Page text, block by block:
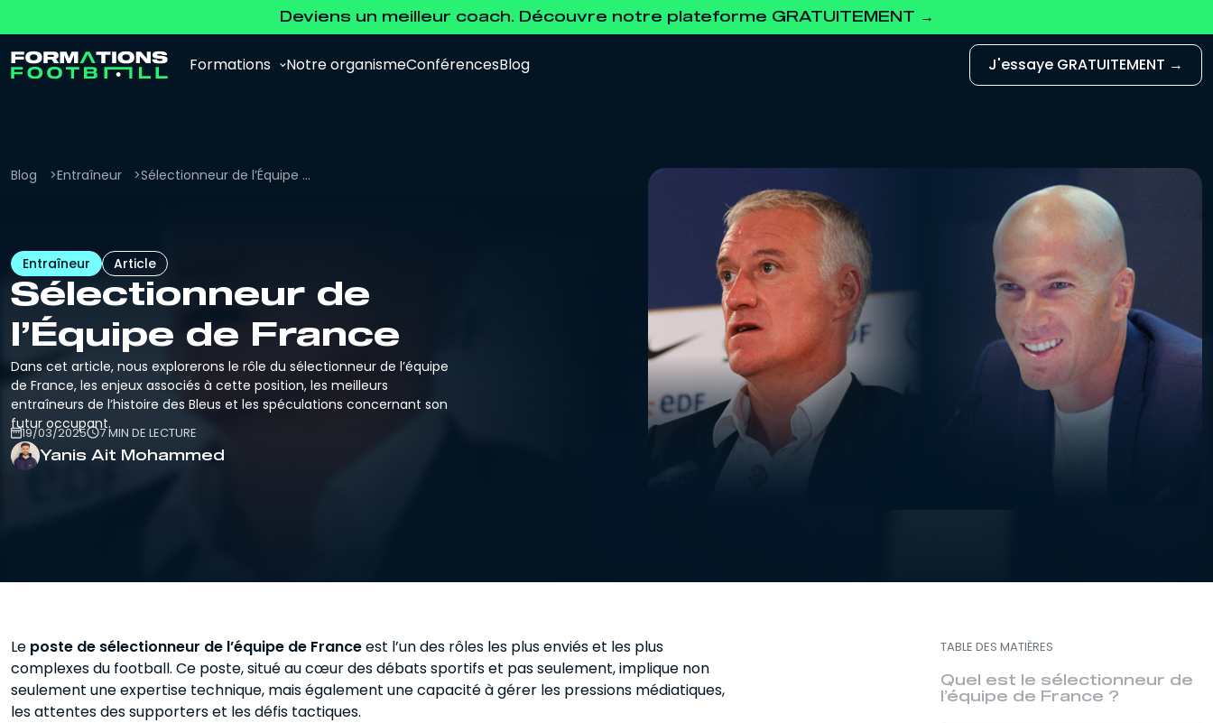
Deviens un meilleur coach. Découvre notre plateforme GRATUITEMENT →
Formations
Analyste Vidéo
Pour se former à l'analyse vidéo et à
l'analyse de la performance.
Agent de Joueurs FFF
Pour se préparer à l'examen d'agent FFF. Pour se préparer à l'examen d'agent FIFA.
Entraîneur
Pour se préparer au métier de coach et
d'éducateur.
Recruteur
Notre organismeConférencesBlog J'essaye GRATUITEMENT →
Blog Entraîneur Sélectionneur de l’Équipe de France
Entraîneur Article
Sélectionneur de
l’Équipe de France
Dans cet article, nous explorerons le rôle du sélectionneur de l’équipe
de France, les enjeux associés à cette position, les meilleurs
entraîneurs de l’histoire des Bleus et les spéculations concernant son
futur occupant.
19/03/2025 7 MIN DE LECTURE
Yanis Ait Mohammed
Le poste de sélectionneur de l’équipe de Franceest l’un des rôles les plus enviés et les plus
complexes du football. Ce poste, situé au cœur des débats sportifs et pas seulement, implique non
seulement une expertise technique, mais également une capacité à gérer les pressions médiatiques,
les attentes des supporters et les défis tactiques.
TABLE DES MATIÈRES
Quel est le sélectionneur de
l’équipe de France ?